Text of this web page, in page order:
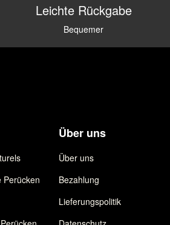
Leichte Rückgabe
Bequemer
Perücken
Über uns
Über uns
Bezahlung
Lieferungspolitik